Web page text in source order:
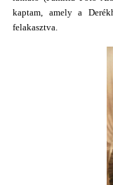
kaptam, amely a
felakasztva.